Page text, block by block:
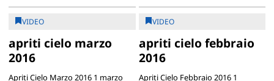
VIDEO
apriti cielo marzo
2016
Apriti Cielo Marzo 2016 1 marzo
VIDEO
apriti cielo febbraio
2016
Apriti Cielo Febbraio 2016 1